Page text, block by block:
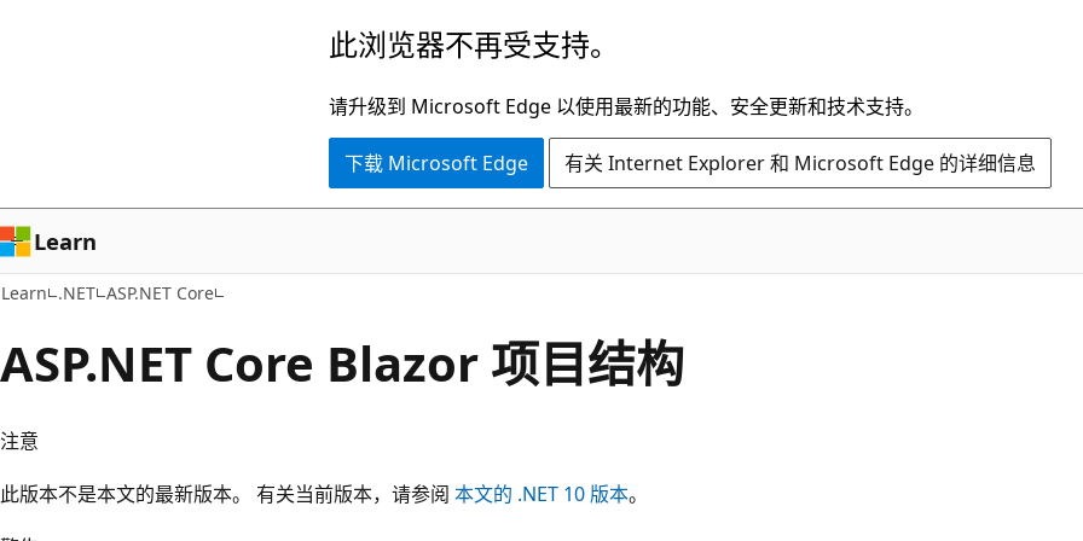
容
此浏览器不再受支持。
请升级到 Microsoft Edge 以使用最新的功能、安全更新和技术支持。
下载 Microsoft Edge 有关 Internet Explorer 和 Microsoft Edge 的详细信息
Learn
Learn .NET ASP.NET Core
ASP.NET Core Blazor 项目结构
注意
此版本不是本文的最新版本。 有关当前版本，请参阅 本文的 .NET 10 版本。